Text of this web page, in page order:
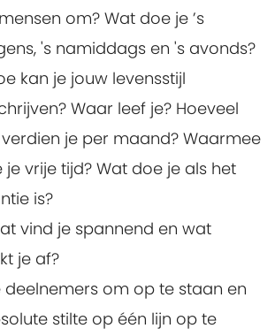
om? Wat doe je ’s
's namiddags en 's avonds?
kan je jouw levensstijl
Waar leef je? Hoeveel
je per maand? Waarmee
je vrije tijd? Wat doe je als het
is?
vind je spannend en wat
je af?
om op te staan en
stilte op één lijn op te